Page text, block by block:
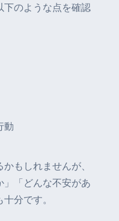
下のような点を確認
動
もしれませんが、
」「どんな不安があ
分です。